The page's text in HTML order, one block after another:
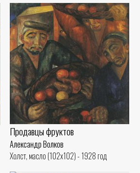
Продавцы фруктов
Александр Волков
Холст, масло (102x102) - 1928 год